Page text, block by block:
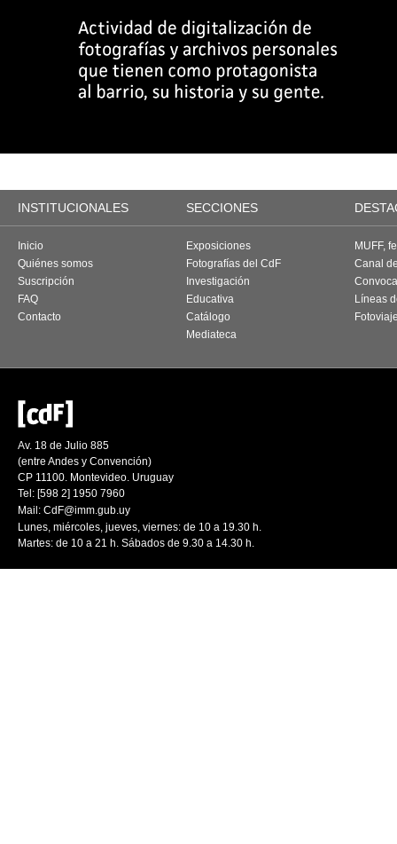
INSTITUCIONALES SECCIONES
Inicio
Quiénes somos
Suscripción
FAQ
Contacto
Exposiciones
Fotografías del CdF
Investigación
Educativa
Catálogo
Mediateca
MUFF,
Canal
Líneas
Av. 18 de Julio 885
(entre Andes y Convención)
CP 11100. Montevideo. Uruguay
Tel: [598 2] 1950 7960
Mail: CdF@imm.gub.uy
Lunes, miércoles, jueves, viernes: de 10 a 19.30 h.
Martes: de 10 a 21 h. Sábados de 9.30 a 14.30 h.